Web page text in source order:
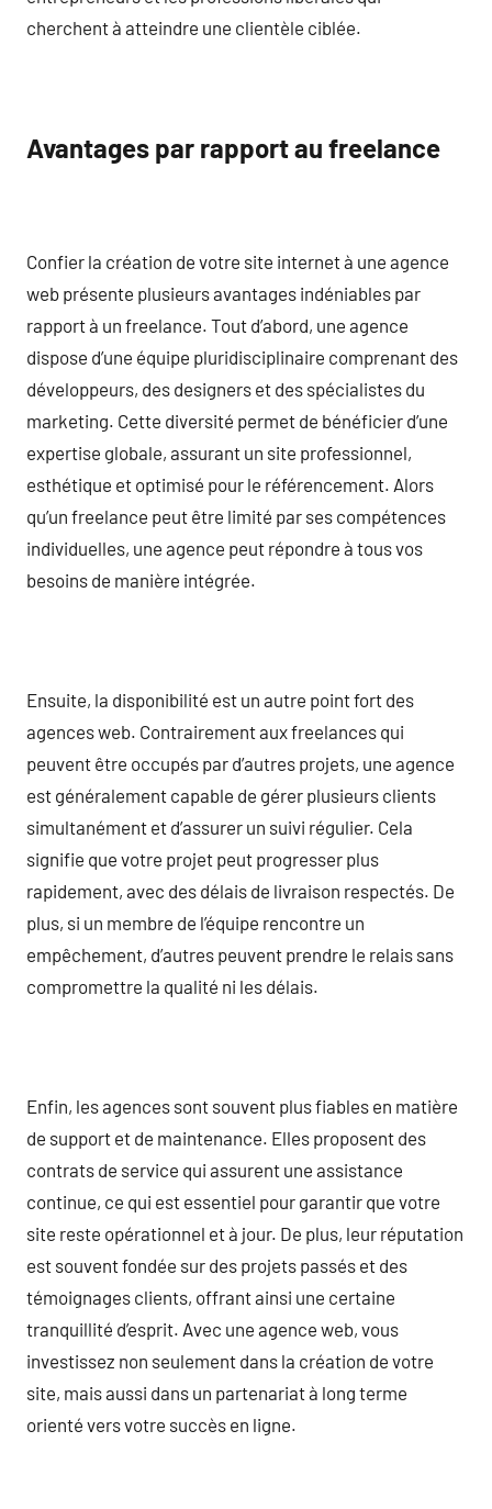
cherchent à atteindre une clientèle ciblée.
Avantages par rapport au freelance
Confier la création de votre site internet à une agence
web présente plusieurs avantages indéniables par
rapport à un freelance. Tout d’abord, une agence
dispose d’une équipe pluridisciplinaire comprenant des
développeurs, des designers et des spécialistes du
marketing. Cette diversité permet de bénéficier d’une
expertise globale, assurant un site professionnel,
esthétique et optimisé pour le référencement. Alors
qu’un freelance peut être limité par ses compétences
individuelles, une agence peut répondre à tous vos
besoins de manière intégrée.
Ensuite, la disponibilité est un autre point fort des
agences web. Contrairement aux freelances qui
peuvent être occupés par d’autres projets, une agence
est généralement capable de gérer plusieurs clients
simultanément et d’assurer un suivi régulier. Cela
signifie que votre projet peut progresser plus
rapidement, avec des délais de livraison respectés. De
plus, si un membre de l’équipe rencontre un
empêchement, d’autres peuvent prendre le relais sans
compromettre la qualité ni les délais.
Enfin, les agences sont souvent plus fiables en matière
de support et de maintenance. Elles proposent des
contrats de service qui assurent une assistance
continue, ce qui est essentiel pour garantir que votre
site reste opérationnel et à jour. De plus, leur réputation
est souvent fondée sur des projets passés et des
témoignages clients, offrant ainsi une certaine
tranquillité d’esprit. Avec une agence web, vous
investissez non seulement dans la création de votre
site, mais aussi dans un partenariat à long terme
orienté vers votre succès en ligne.